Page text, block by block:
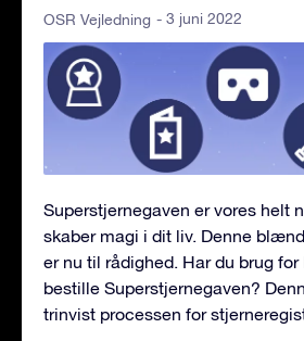
OSR Vejledning - 3 juni 2022
Superstjernegaven er vores helt
skaber magi i dit liv. Denne
er nu til rådighed. Har du brug
bestille Superstjernegaven?
trinvist processen for